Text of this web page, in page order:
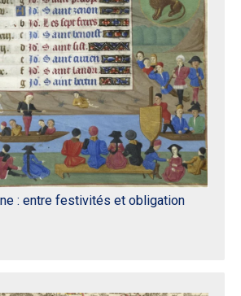
: entre festivités et obligation